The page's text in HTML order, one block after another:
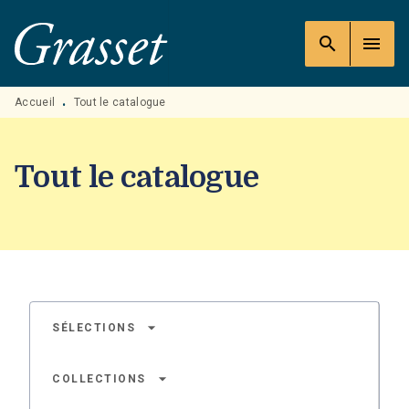
MENU RECHERCHE
PIED DE PAGE
search menu
Accueil • Tout le catalogue
Tout le catalogue
SÉLECTIONS arrow_drop_down
COLLECTIONS arrow_drop_down